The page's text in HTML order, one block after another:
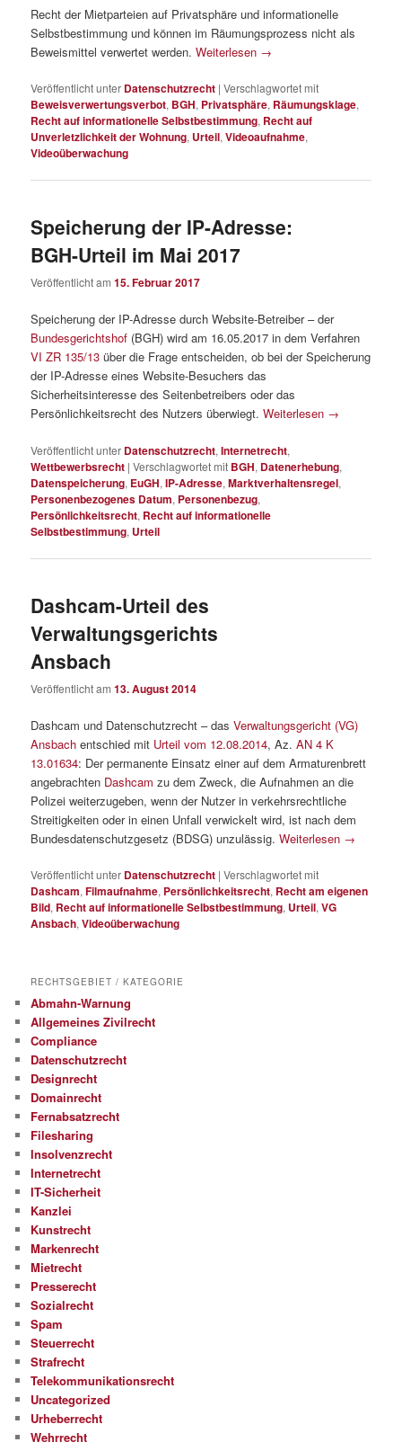
Recht der Mietparteien auf Privatsphäre und informationelle
Selbstbestimmung und können im Räumungsprozess nicht als
Beweismittel verwertet werden.Weiterlesen →
Veröffentlicht unter Datenschutzrecht |Verschlagwortet mit
Beweisverwertungsverbot, BGH, Privatsphäre, Räumungsklage,
Recht auf informationelle Selbstbestimmung, Recht auf
Unverletzlichkeit der Wohnung, Urteil,Videoaufnahme,
Videoüberwachung
Speicherung der IP-Adresse:
BGH-Urteil im Mai 2017
Veröffentlicht am15. Februar 2017
Speicherung der IP-Adresse durch Website-Betreiber – der
Bundesgerichtshof (BGH) wird am 16.05.2017 in dem Verfahren
VI ZR 135/13 über die Frage entscheiden, ob bei der Speicherung
der IP-Adresse eines Website-Besuchers das
Sicherheitsinteresse des Seitenbetreibers oder das
Persönlichkeitsrecht des Nutzers überwiegt.Weiterlesen →
Veröffentlicht unter Datenschutzrecht,Internetrecht,
Wettbewerbsrecht |Verschlagwortet mit BGH, Datenerhebung,
Datenspeicherung, EuGH,IP-Adresse,Marktverhaltensregel,
Personenbezogenes Datum, Personenbezug,
Persönlichkeitsrecht, Recht auf informationelle
Selbstbestimmung, Urteil
Dashcam-Urteil des
Verwaltungsgerichts
Ansbach
Veröffentlicht am13. August 2014
Dashcam und Datenschutzrecht – dasVerwaltungsgericht (VG)
Ansbach entschied mit Urteil vom 12.08.2014, Az.AN 4 K
13.01634: Der permanente Einsatz einer auf dem Armaturenbrett
angebrachten Dashcam zu dem Zweck, die Aufnahmen an die
Polizei weiterzugeben, wenn der Nutzer in verkehrsrechtliche
Streitigkeiten oder in einen Unfall verwickelt wird, ist nach dem
Bundesdatenschutzgesetz (BDSG) unzulässig.Weiterlesen →
Veröffentlicht unter Datenschutzrecht |Verschlagwortet mit
Dashcam,Filmaufnahme, Persönlichkeitsrecht, Recht am eigenen
Bild, Recht auf informationelle Selbstbestimmung, Urteil,VG
Ansbach,Videoüberwachung
RECHTSGEBIET / KATEGORIE
Abmahn-Warnung
Allgemeines Zivilrecht
Compliance
Datenschutzrecht
Designrecht
Domainrecht
Fernabsatzrecht
Filesharing
Insolvenzrecht
Internetrecht
IT-Sicherheit
Kanzlei
Kunstrecht
Markenrecht
Mietrecht
Presserecht
Sozialrecht
Spam
Steuerrecht
Strafrecht
Telekommunikationsrecht
Uncategorized
Urheberrecht
Wehrrecht